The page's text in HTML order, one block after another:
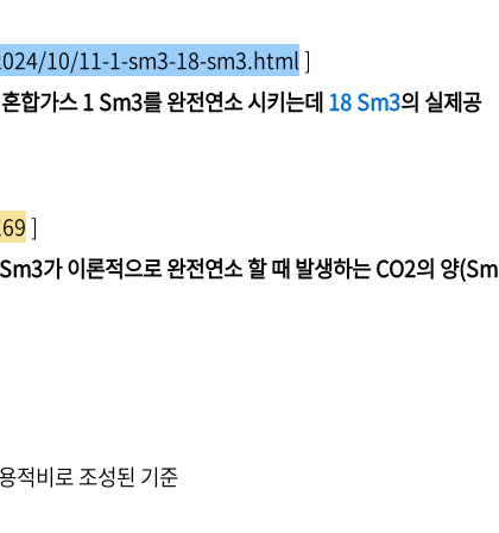
10/11-1-sm3-18-sm3.html]
합가스 1 Sm3를 완전연소 시키는데18 Sm3의 실제공
]
가 이론적으로 완전연소 할 때 발생하는 CO2의 양(Sm
적비로 조성된 기준